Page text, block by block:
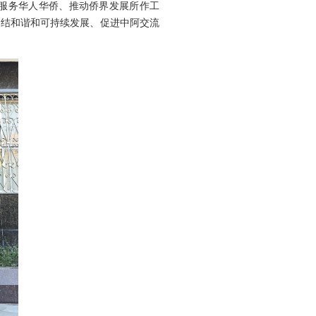
务华人华侨、推动侨界发展所作工
和谐和可持续发展、促进中阿交流